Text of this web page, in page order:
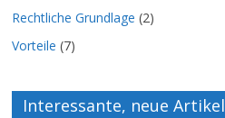
Rechtliche Grundlage (2)
Vorteile (7)
Interessante, neue Artikel